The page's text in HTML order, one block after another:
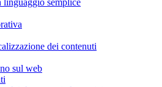
linguaggio semplice
dei contenuti
sul web